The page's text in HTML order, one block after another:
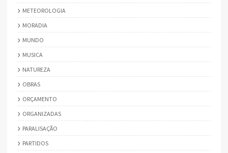
METEOROLOGIA
MORADIA
MUNDO
MUSICA
NATUREZA
OBRAS
ORÇAMENTO
ORGANIZADAS
PARALISAÇÃO
PARTIDOS